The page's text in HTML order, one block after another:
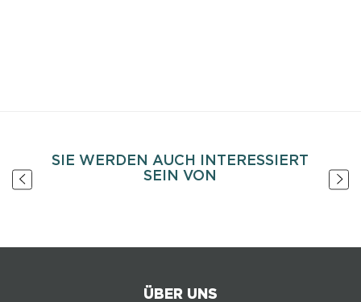
SIE WERDEN AUCH INTERESSIERT
SEIN VON
ÜBER UNS